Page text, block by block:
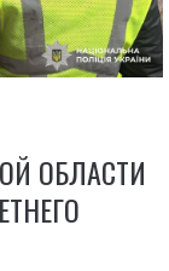
ОБЛАСТИ